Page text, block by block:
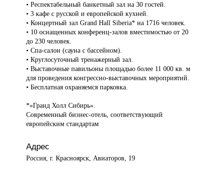
• Респектабельный банкетный зал на 30 гостей.
• 3 кафе с русской и европейской кухней.
• Концертный зал Grand Hall Siberia* на 1716 человек.
• 10 оснащенных конференц-залов вместимостью от 20
до 230 человек.
• Спа-салон (сауна с бассейном).
• Круглосуточный тренажерный зал.
• Выставочные павильоны площадью более 11 000 кв. м
для проведения конгрессно-выставочных мероприятий.
• Бесплатная охраняемся парковка.
*«Гранд Холл Сибирь».
Современный бизнес-отель, соответствующий
европейским стандартам
Адрес
Россия, г. Красноярск, Авиаторов, 19